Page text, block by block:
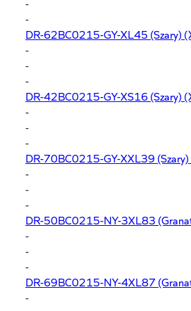
-
DR-62BC0215-GY-XL45 (Szary)
-
-
-
DR-42BC0215-GY-XS16 (Szary)
-
-
-
DR-70BC0215-GY-XXL39
-
-
-
DR-50BC0215-NY-3XL83
-
-
-
DR-69BC0215-NY-4XL87
-